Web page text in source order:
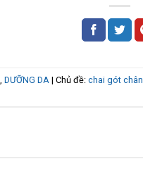
DƯỠNG DA | Chủ đề: chai gót chân